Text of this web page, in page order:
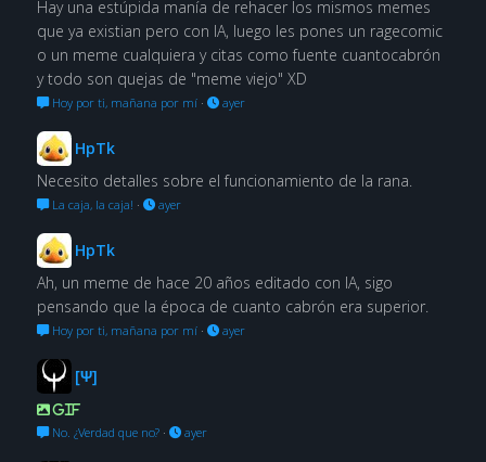
Hay una estúpida manía de rehacer los mismos memes
que ya existian pero con IA, luego les pones un ragecomic
o un meme cualquiera y citas como fuente cuantocabrón
y todo son quejas de "meme viejo" XD
Hoy por ti, mañana por mí· ayer
HpTk
Necesito detalles sobre el funcionamiento de la rana.
La caja, la caja! · ayer
HpTk
Ah, un meme de hace 20 años editado con IA, sigo
pensando que la época de cuanto cabrón era superior.
Hoy por ti, mañana por mí· ayer
[Ψ]
GIF
No. ¿Verdad que no?· ayer